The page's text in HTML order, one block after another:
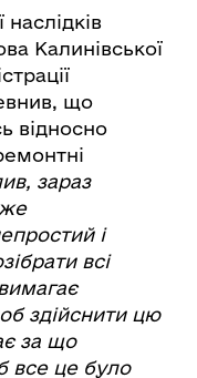
наслідків
Калинівської
що
відносно
зараз
і
всі
здійснити цю
за що
все це було